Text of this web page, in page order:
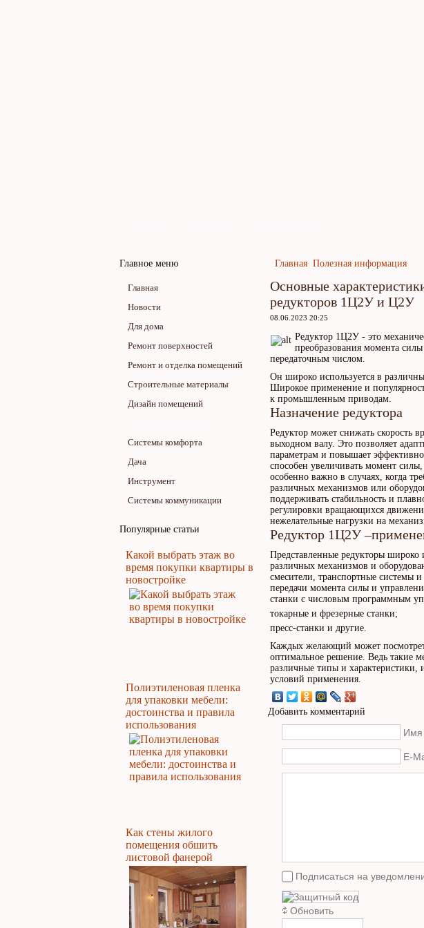
Главное меню
Главная
Новости
Для дома
Ремонт поверхностей
Ремонт и отделка помещений
Строительные материалы
Дизайн помещений
Системы комфорта
Дача
Инструмент
Системы коммуникации
Популярные статьи
Какой выбрать этаж во
время покупки квартиры в
новостройке
Полиэтиленовая пленка
для упаковки мебели:
достоинства и правила
использования
Как стены жилого
помещения обшить
листовой фанерой
Главная Полезная информация
Основные
редукторов 1Ц2У и Ц2У
08.06.2023 20:25
Редуктор 1Ц2У - это
преобразования момента
передаточным числом.
Он широко используется в
Широкое применение и
к промышленным приводам.
Назначение редуктора
Редуктор может снижать скорость
выходном валу. Это позволяет
параметрам и повышает
способен увеличивать момент
особенно важно в случаях, когда
различных механизмов или
поддерживать стабильность и
регулировки вращающихся
нежелательные нагрузки на
Редуктор 1Ц2У
Представленные редукторы
различных механизмов и
смесители, транспортные системы
передачи момента силы и
станки с числовым программным
токарные и фрезерные станки;
пресс-станки и другие.
Каждых желающий может
оптимальное решение. Ведь такие
различные типы и характеристики,
условий применения.
Добавить комментарий
Имя
E-
Подписаться на
Обновить